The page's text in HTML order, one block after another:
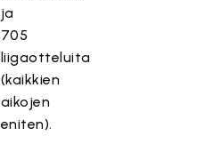
ja
705
liigaotteluita
(kaikkien
aikojen
eniten).